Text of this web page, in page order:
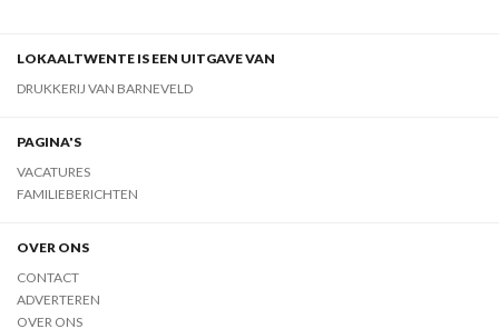
LOKAALTWENTE IS EEN UITGAVE VAN
DRUKKERIJ VAN BARNEVELD
PAGINA'S
VACATURES
FAMILIEBERICHTEN
OVER ONS
CONTACT
ADVERTEREN
OVER ONS